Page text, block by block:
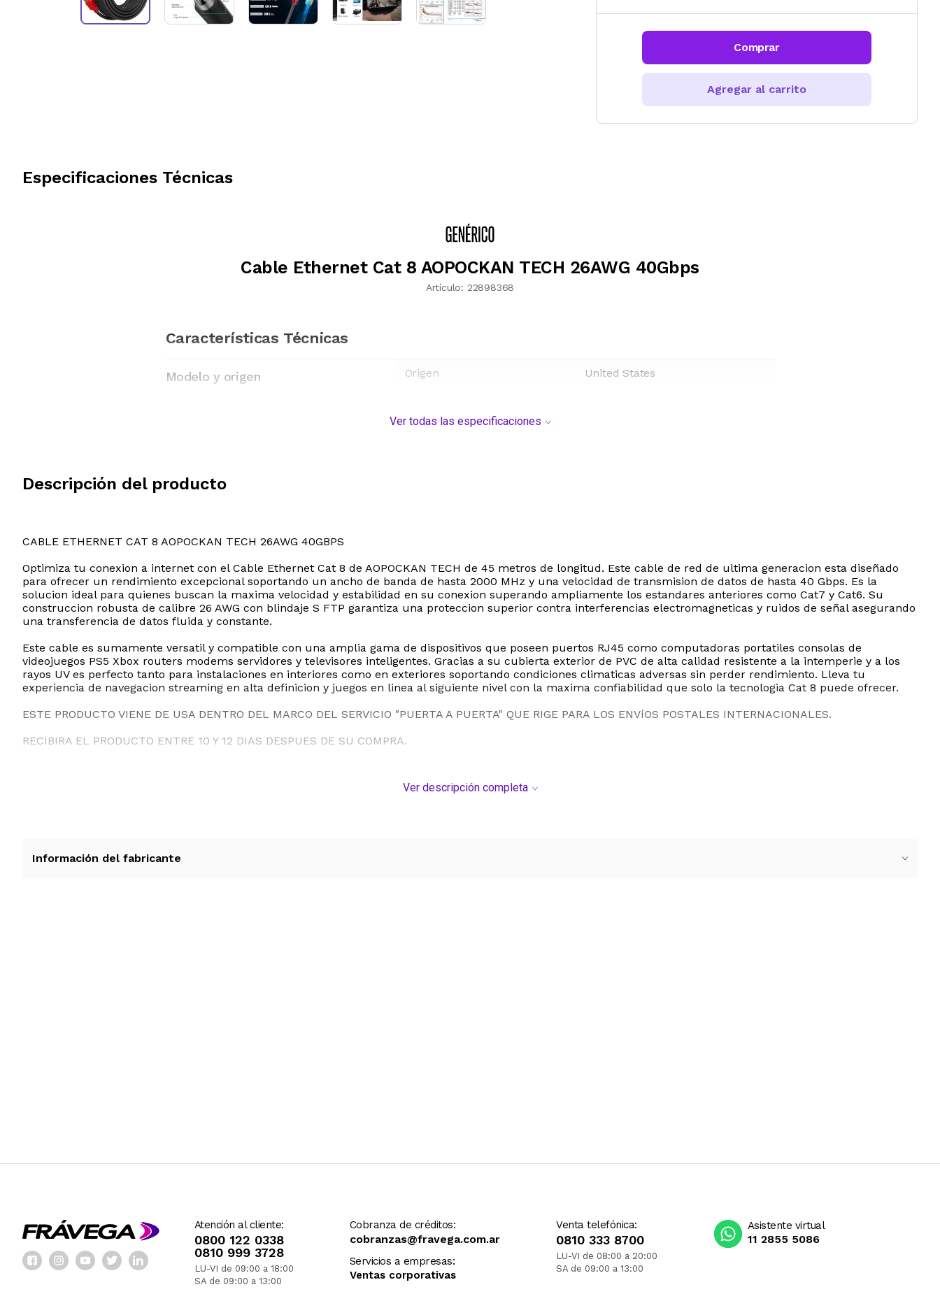
CALCULAR
Comprar
Agregar al carrito
Especificaciones Técnicas
Cable Ethernet Cat 8 AOPOCKAN TECH 26AWG 40Gbps
Artículo: 22898368
Características Técnicas
Modelo y origen Origen United States
Ver todas las especificaciones
Descripción del producto
CABLE ETHERNET CAT 8 AOPOCKAN TECH 26AWG 40GBPS
Optimiza tu conexion a internet con el Cable Ethernet Cat 8 de AOPOCKAN TECH de 45 metros de longitud. Este cable de red de ultima generacion esta diseñado
para ofrecer un rendimiento excepcional soportando un ancho de banda de hasta 2000 MHz y una velocidad de transmision de datos de hasta 40 Gbps. Es la
solucion ideal para quienes buscan la maxima velocidad y estabilidad en su conexion superando ampliamente los estandares anteriores como Cat7 y Cat6. Su
construccion robusta de calibre 26 AWG con blindaje S FTP garantiza una proteccion superior contra interferencias electromagneticas y ruidos de señal asegurando
una transferencia de datos fluida y constante.
Este cable es sumamente versatil y compatible con una amplia gama de dispositivos que poseen puertos RJ45 como computadoras portatiles consolas de
videojuegos PS5 Xbox routers modems servidores y televisores inteligentes. Gracias a su cubierta exterior de PVC de alta calidad resistente a la intemperie y a los
rayos UV es perfecto tanto para instalaciones en interiores como en exteriores soportando condiciones climaticas adversas sin perder rendimiento. Lleva tu
experiencia de navegacion streaming en alta definicion y juegos en linea al siguiente nivel con la maxima confiabilidad que solo la tecnologia Cat 8 puede ofrecer.
ESTE PRODUCTO VIENE DE USA DENTRO DEL MARCO DEL SERVICIO "PUERTA A PUERTA" QUE RIGE PARA LOS ENVíOS POSTALES INTERNACIONALES.
RECIBIRA EL PRODUCTO ENTRE 10 Y 12 DIAS DESPUES DE SU COMPRA.
Ver descripción completa
Información del fabricante
Atención al cliente:
0800 122 0338
0810 999 3728
LU-VI de 09:00 a 18:00
SA de 09:00 a 13:00
Cobranza de créditos:
cobranzas@fravega.com.ar
Servicios a empresas:
Ventas corporativas
Venta telefónica:
0810 333 8700
LU-VI de 08:00 a 20:00
SA de 09:00 a 13:00
Asistente virtual
11 2855 5086